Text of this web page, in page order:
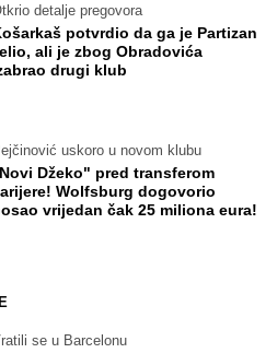
detalje pregovora
potvrdio da ga je Partizan
ali je zbog Obradovića
drugi klub
uskoro u novom klubu
Džeko" pred transferom
Wolfsburg dogovorio
vrijedan čak 25 miliona eura!
se u Barcelonu